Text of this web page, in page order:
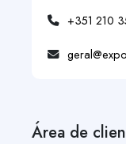
+351 210
Área de